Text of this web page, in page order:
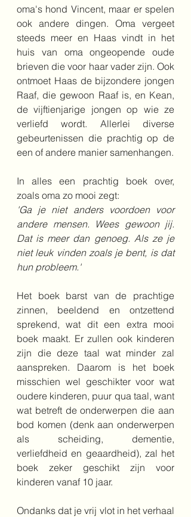
oma's hond Vincent, maar er spelen
ook andere dingen. Oma vergeet
steeds meer en Haas vindt in het
huis van oma ongeopende oude
brieven die voor haar vader zijn. Ook
ontmoet Haas de bijzondere jongen
Raaf, die gewoon Raaf is, en Kean,
de vijftienjarige jongen op wie ze
verliefd wordt. Allerlei diverse
gebeurtenissen die prachtig op de
een of andere manier samenhangen.
In alles een prachtig boek over,
zoals oma zo mooi zegt:
'Ga je niet anders voordoen voor
andere mensen. Wees gewoon jij.
Dat is meer dan genoeg. Als ze je
niet leuk vinden zoals je bent, is dat
hun probleem.'
Het boek barst van de prachtige
zinnen, beeldend en ontzettend
sprekend, wat dit een extra mooi
boek maakt. Er zullen ook kinderen
zijn die deze taal wat minder zal
aanspreken. Daarom is het boek
misschien wel geschikter voor wat
oudere kinderen, puur qua taal, want
wat betreft de onderwerpen die aan
bod komen (denk aan onderwerpen
als scheiding, dementie,
verliefdheid en geaardheid), zal het
boek zeker geschikt zijn voor
kinderen vanaf 10 jaar.
Ondanks dat je vrij vlot in het verhaal